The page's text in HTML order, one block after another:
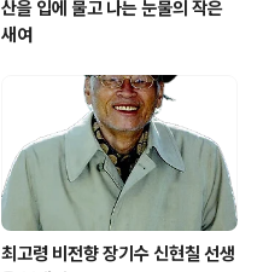
산을 입에 물고 나는 눈물의 작은
새여
최고령 비전향 장기수 신현칠 선생